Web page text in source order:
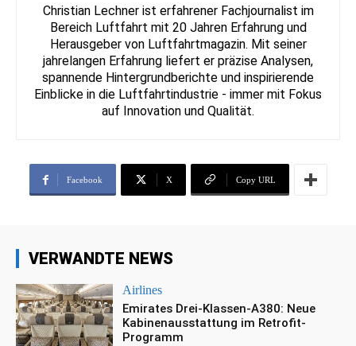
Christian Lechner ist erfahrener Fachjournalist im
Bereich Luftfahrt mit 20 Jahren Erfahrung und
Herausgeber von Luftfahrtmagazin. Mit seiner
jahrelangen Erfahrung liefert er präzise Analysen,
spannende Hintergrundberichte und inspirierende
Einblicke in die Luftfahrtindustrie - immer mit Fokus
auf Innovation und Qualität.
Facebook X Copy URL
VERWANDTE NEWS
Airlines
Emirates Drei-Klassen-A380: Neue
Kabinenausstattung im Retrofit-
Programm